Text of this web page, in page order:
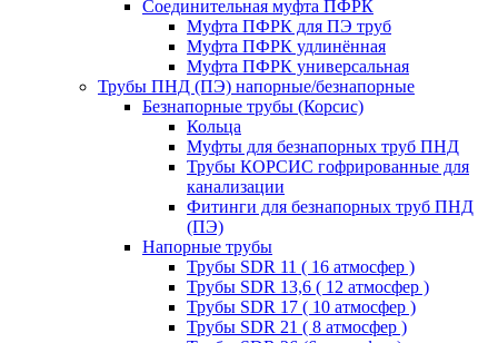
Соединительная муфта ПФРК
Муфта ПФРК для ПЭ труб
Муфта ПФРК удлинённая
Муфта ПФРК универсальная
Трубы ПНД (ПЭ) напорные/безнапорные
Безнапорные трубы (Корсис)
Кольца
Муфты для безнапорных труб ПНД
Трубы КОРСИС гофрированные для
канализации
Фитинги для безнапорных труб ПНД
(ПЭ)
Напорные трубы
Трубы SDR 11 ( 16 атмосфер )
Трубы SDR 13,6 ( 12 атмосфер )
Трубы SDR 17 ( 10 атмосфер )
Трубы SDR 21 ( 8 атмосфер )